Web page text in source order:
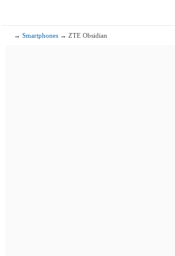
→Smartphones → ZTE Obsidian